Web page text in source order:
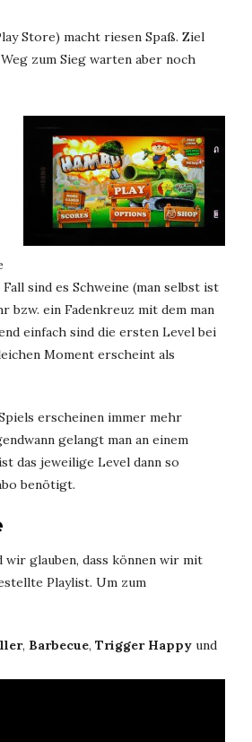
Store) macht riesen Spaß. Ziel
zum Sieg warten aber noch
sind es Schweine (man selbst ist
ein Fadenkreuz mit dem man
einfach sind die ersten Level bei
Moment erscheint als
erscheinen immer mehr
gelangt man an einem
das jeweilige Level dann so
benötigt.
glauben, dass können wir mit
Playlist. Um zum
, Barbecue, Trigger Happy und